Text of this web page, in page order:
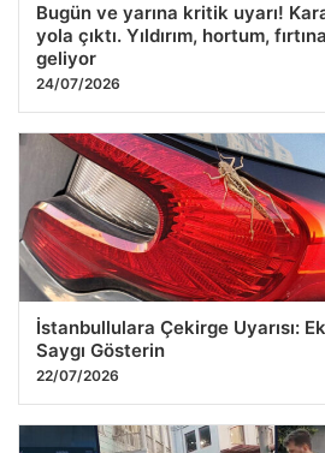
Bugün ve yarına kritik uyarı!
yola çıktı. Yıldırım, hortum,
geliyor
24/07/2026
İstanbullulara Çekirge Uyarısı:
Saygı Gösterin
22/07/2026